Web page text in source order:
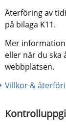
Återföring av
på bilaga K11.
Mer
eller när du ska
webbplatsen.
Villkor &